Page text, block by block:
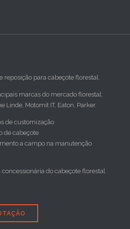
reposição para cabeçote florestal.
marcas do mercado florestal:
Linde, Motomit IT, Eaton, Parker.
de customização
de cabeçote
a campo na manutenção
do cabeçote florestal